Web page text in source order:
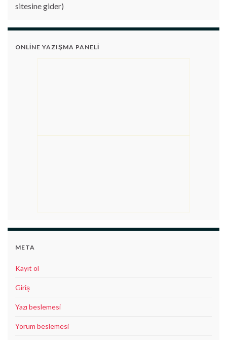
sitesine gider)
ONLINE YAZIŞMA PANELI
META
Kayıt ol
Giriş
Yazı beslemesi
Yorum beslemesi